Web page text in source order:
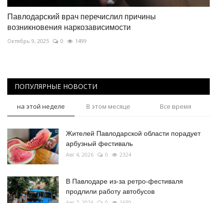
Павлодарский врач перечислил причины
возникновения наркозависимости
Октябрь 9, 2025 0 1499
ПОПУЛЯРНЫЕ НОВОСТИ
на этой неделе В этом месяце Все время
Жителей Павлодарской области порадует
арбузный фестиваль
Авг 4, 2026 0 2324
В Павлодаре из-за ретро-фестиваля
продлили работу автобусов